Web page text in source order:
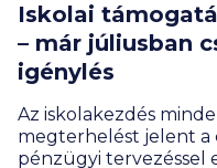
Iskolai
– már júliusban
igénylés
Az iskolakezdés
megterhelést jelent a
pénzügyi tervezéssel